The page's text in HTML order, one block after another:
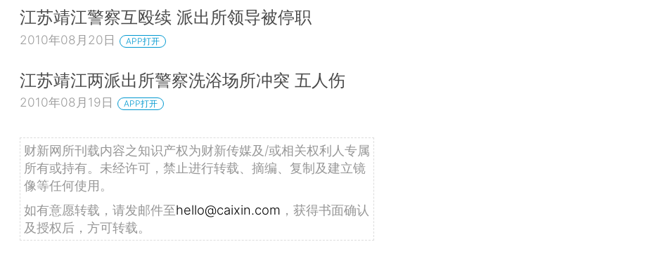
江苏靖江警察互殴续 派出所领导被停职
2010年08月20日 APP打开
江苏靖江两派出所警察洗浴场所冲突 五人伤
2010年08月19日 APP打开
财新网所刊载内容之知识产权为财新传媒及/或相关权利人专属
所有或持有。未经许可，禁止进行转载、摘编、复制及建立镜
像等任何使用。
如有意愿转载，请发邮件至hello@caixin.com ，获得书面确认
及授权后，方可转载。